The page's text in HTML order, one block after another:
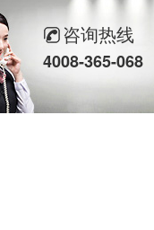
咨询热线
4008-365-068